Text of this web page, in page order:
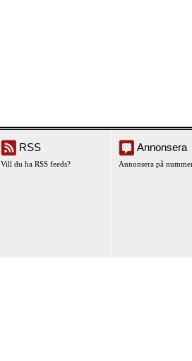
RSS
Vill du ha RSS feeds?
Annonsera
Annonsera på